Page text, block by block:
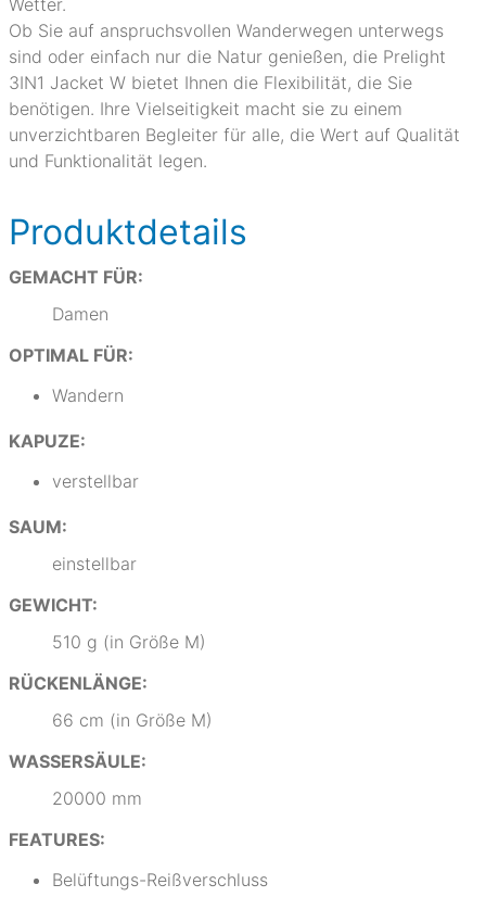
Wetter.
Ob Sie auf anspruchsvollen Wanderwegen unterwegs
sind oder einfach nur die Natur genießen, die Prelight
3IN1 Jacket W bietet Ihnen die Flexibilität, die Sie
benötigen. Ihre Vielseitigkeit macht sie zu einem
unverzichtbaren Begleiter für alle, die Wert auf Qualität
und Funktionalität legen.
Produktdetails
GEMACHT FÜR:
Damen
OPTIMAL FÜR:
Wandern
KAPUZE:
verstellbar
SAUM:
einstellbar
GEWICHT:
510 g (in Größe M)
RÜCKENLÄNGE:
66 cm (in Größe M)
WASSERSÄULE:
20000 mm
FEATURES:
Belüftungs-Reißverschluss